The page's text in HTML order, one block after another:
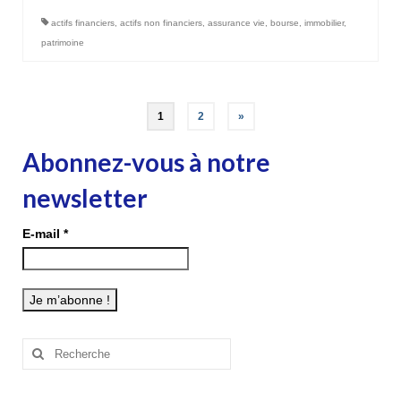
actifs financiers actifs non financiers assurance vie bourse immobilier,
patrimoine
Pagination
des
publications
1 2 »
Abonnez-vous à notre
newsletter
E-mail *
Rechercher